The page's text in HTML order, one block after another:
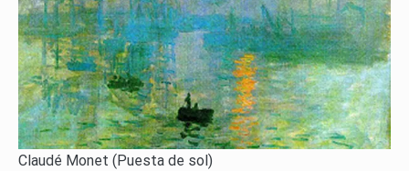
Claudé Monet (Puesta de sol)